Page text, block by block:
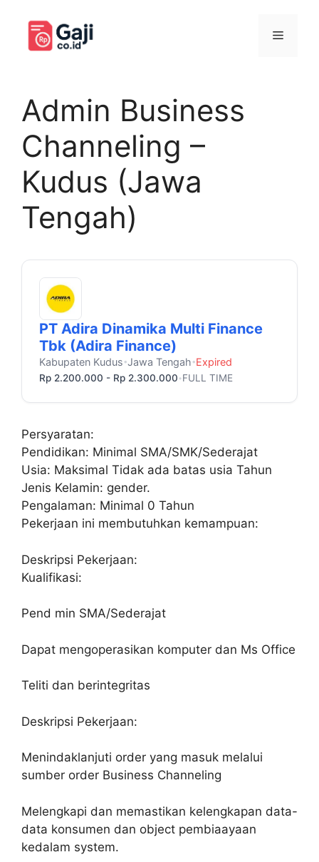
Menu
Admin Business
Channeling –
Kudus (Jawa
Tengah)
PT Adira Dinamika Multi Finance
Tbk (Adira Finance)
Kabupaten Kudus•Jawa Tengah•Expired
Rp 2.200.000 - Rp 2.300.000 •FULL TIME
Persyaratan:
Pendidikan: Minimal SMA/SMK/Sederajat
Usia: Maksimal Tidak ada batas usia Tahun
Jenis Kelamin: gender.
Pengalaman: Minimal 0 Tahun
Pekerjaan ini membutuhkan kemampuan:
Deskripsi Pekerjaan:
Kualifikasi:
Pend min SMA/Sederajat
Dapat mengoperasikan komputer dan Ms Office
Teliti dan berintegritas
Deskripsi Pekerjaan:
Menindaklanjuti order yang masuk melalui
sumber order Business Channeling
Melengkapi dan memastikan kelengkapan data-
data konsumen dan object pembiaayaan
kedalam system.